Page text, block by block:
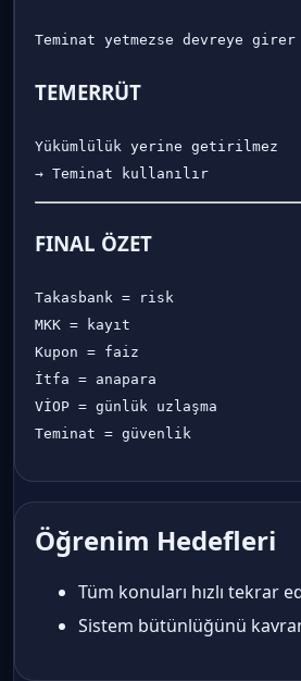
TEMERRÜT
Yükümlülük yerine getirilmez
FINAL ÖZET
Takasbank = risk
MKK = kayıt
Kupon = faiz
İtfa = anapara
VİOP = günlük uzlaşma
Öğrenim Hedefleri
Tüm konuları hızlı tekrar
Sistem bütünlüğünü